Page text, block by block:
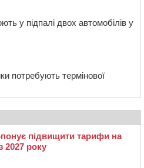
у підпалі двох автомобілів у
потребують термінової
підвищити тарифи на
2027 року